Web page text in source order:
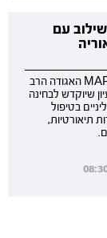
עם
מכון מפרשים לחקר והוראת הפסיכותרפיה ו- MAPS Israel האגודה הרב
שיוקדש לבחינה
בטיפול
תיאורטיות,